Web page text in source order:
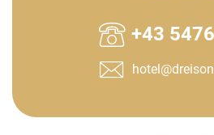
+43